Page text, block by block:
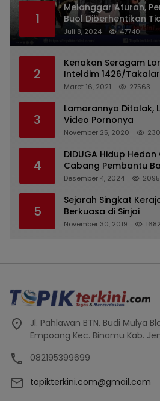
1
Melanggar Aturan,
Buol Diberhentikan
Dari Dinas Kepolisian
Juli 8, 2024 47740
2
Kenakan Seragam
Inteldim 1426/
Kasatpol PP
Maret 16, 2021 27563
3
Lamarannya Ditolak,
Video Pornonya
November 25, 2020
4
DIDUGA Hidup
Cabang Pembantu
Indonesia Unit Hasan
Milyaran Rupiah dan
Terdaftar, OJK Kalsel
Desember 4, 2024
5
Sejarah Singkat
Berkuasa di Sinjai
November 30, 2019
Jl. Pahlawan BTN. Budi Mulya
Empoang Kec. Binamu Kab.
082195399699
topikterkini.com@gmail.com